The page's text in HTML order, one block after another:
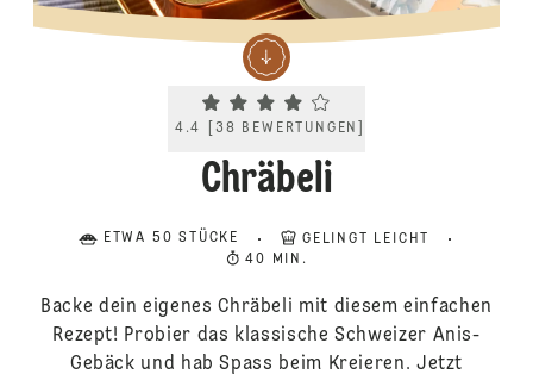
Current rating 4.4. Click to rate.
4.4 [38 BEWERTUNGEN
Chräbeli
ETWA 50 STÜCKE
GELINGT LEICHT
40 MIN.
Backe dein eigenes Chräbeli mit diesem einfachen
Rezept! Probier das klassische Schweizer Anis-
Gebäck und hab Spass beim Kreieren. Jetzt